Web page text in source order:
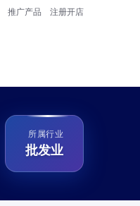
推广产品 注册开店
所属行业
批发业